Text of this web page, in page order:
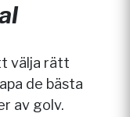
välja rätt
de bästa
av golv.